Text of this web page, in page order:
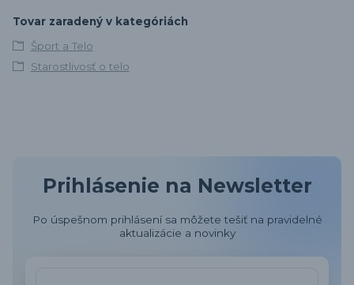
Tovar zaradený v kategóriách
Šport a Telo
Starostlivosť o telo
Prihlásenie na Newsletter
Po úspešnom prihlásení sa môžete tešiť na pravidelné
aktualizácie a novinky